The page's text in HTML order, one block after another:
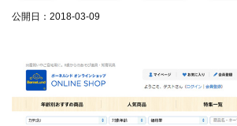
公開日： 2018-03-09